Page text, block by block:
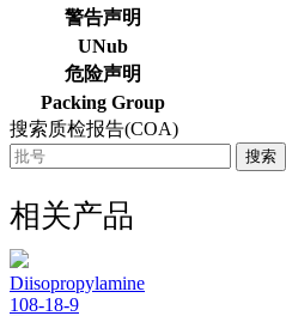
警告声明
UNub
危险声明
Packing Group
搜索质检报告(COA)
搜索
相关产品
Diisopropylamine
108-18-9